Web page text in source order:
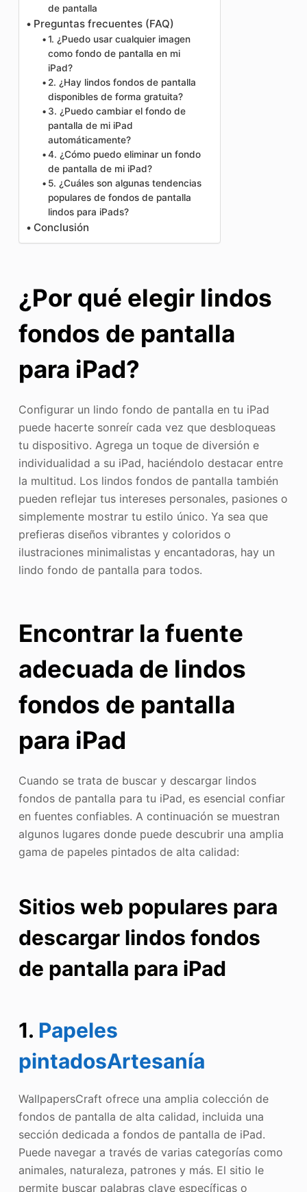
de pantalla
Preguntas frecuentes (FAQ)
1. ¿Puedo usar cualquier imagen
como fondo de pantalla en mi
iPad?
2. ¿Hay lindos fondos de pantalla
disponibles de forma gratuita?
3. ¿Puedo cambiar el fondo de
pantalla de mi iPad
automáticamente?
4. ¿Cómo puedo eliminar un fondo
de pantalla de mi iPad?
5. ¿Cuáles son algunas tendencias
populares de fondos de pantalla
lindos para iPads?
Conclusión
¿Por qué elegir lindos
fondos de pantalla
para iPad?
Configurar un lindo fondo de pantalla en tu iPad
puede hacerte sonreír cada vez que desbloqueas
tu dispositivo. Agrega un toque de diversión e
individualidad a su iPad, haciéndolo destacar entre
la multitud. Los lindos fondos de pantalla también
pueden reflejar tus intereses personales, pasiones o
simplemente mostrar tu estilo único. Ya sea que
prefieras diseños vibrantes y coloridos o
ilustraciones minimalistas y encantadoras, hay un
lindo fondo de pantalla para todos.
Encontrar la fuente
adecuada de lindos
fondos de pantalla
para iPad
Cuando se trata de buscar y descargar lindos
fondos de pantalla para tu iPad, es esencial confiar
en fuentes confiables. A continuación se muestran
algunos lugares donde puede descubrir una amplia
gama de papeles pintados de alta calidad:
Sitios web populares para
descargar lindos fondos
de pantalla para iPad
1. Papeles
pintadosArtesanía
WallpapersCraft ofrece una amplia colección de
fondos de pantalla de alta calidad, incluida una
sección dedicada a fondos de pantalla de iPad.
Puede navegar a través de varias categorías como
animales, naturaleza, patrones y más. El sitio le
permite buscar palabras clave específicas o